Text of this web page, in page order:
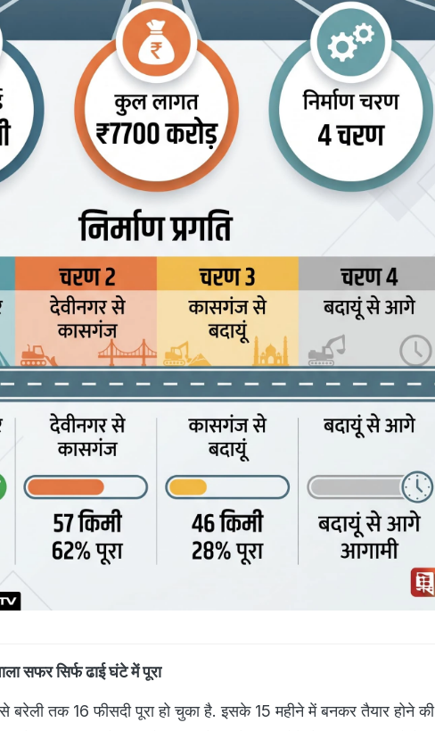
सफर सिर्फ ढाई घंटे में पूरा
बरेली तक 16 फीसदी पूरा हो चुका है. इसके 15 महीने में बनकर तैयार होने की